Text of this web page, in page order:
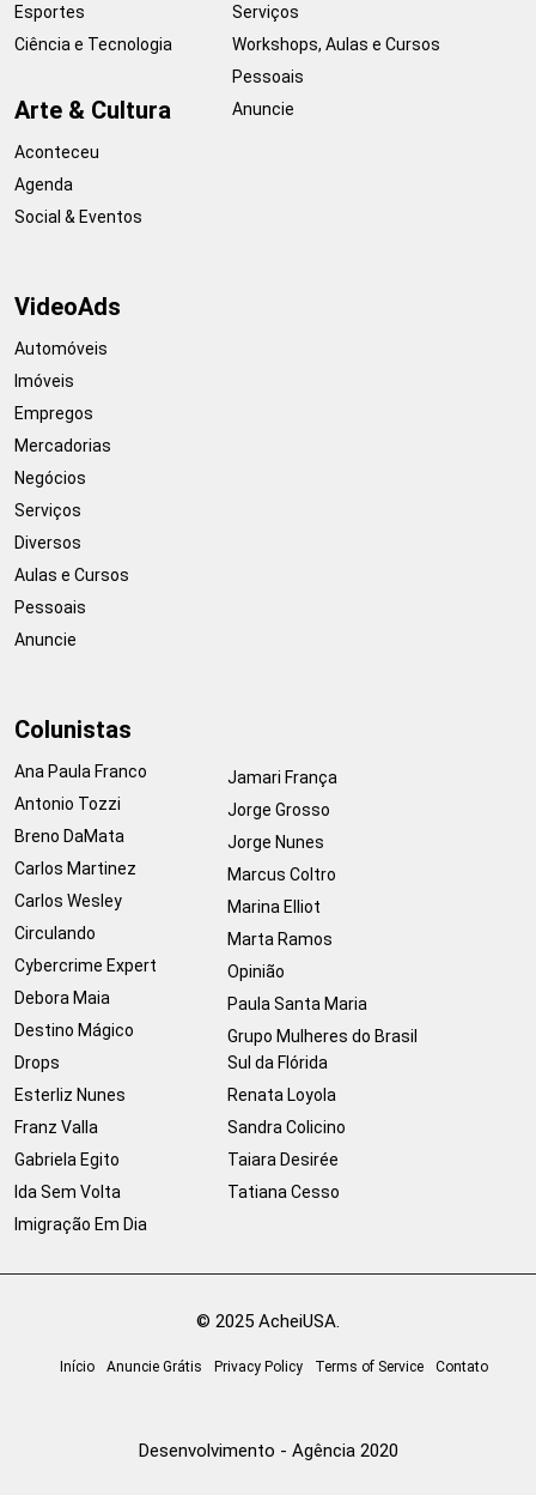
Esportes
Ciência e Tecnologia
Arte & Cultura
Aconteceu
Agenda
Social & Eventos
Serviços
Workshops, Aulas e Cursos
Pessoais
Anuncie
VideoAds
Automóveis
Imóveis
Empregos
Mercadorias
Negócios
Serviços
Diversos
Aulas e Cursos
Pessoais
Anuncie
Colunistas
Ana Paula Franco
Antonio Tozzi
Breno DaMata
Carlos Martinez
Carlos Wesley
Circulando
Cybercrime Expert
Debora Maia
Destino Mágico
Drops
Esterliz Nunes
Franz Valla
Gabriela Egito
Ida Sem Volta
Imigração Em Dia
Jamari França
Jorge Grosso
Jorge Nunes
Marcus Coltro
Marina Elliot
Marta Ramos
Opinião
Paula Santa Maria
Grupo Mulheres do Brasil
Sul da Flórida
Renata Loyola
Sandra Colicino
Taiara Desirée
Tatiana Cesso
© 2025 AcheiUSA.
Início Anuncie Grátis Privacy Policy Terms of Service Contato
Desenvolvimento - Agência 2020